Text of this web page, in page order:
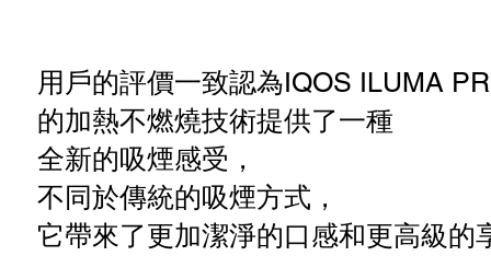
用戶的評價一致認為IQOS ILUMA
的加熱不燃燒技術提供了一種
全新的吸煙感受，
不同於傳統的吸煙方式，
它帶來了更加潔淨的口感和更高級的